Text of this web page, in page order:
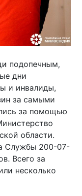
подопечным,
дни
и инвалиды,
за самыми
за помощью
области.
Службы 200-07-
Всего за
несколько